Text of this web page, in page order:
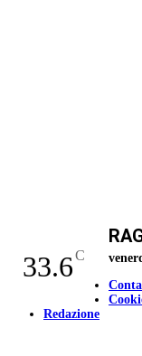
33.6C
Redazione